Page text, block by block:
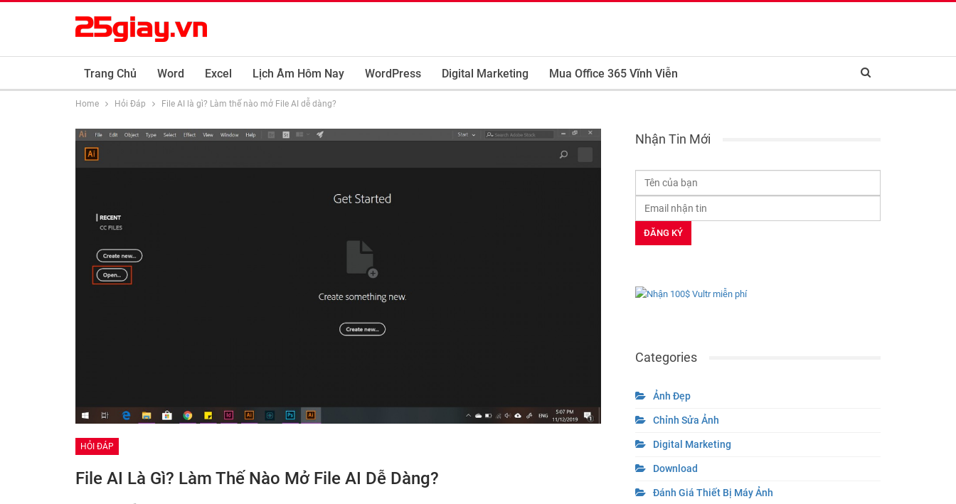
Trang Chủ Word Excel Lịch Âm Hôm Nay WordPress Digital Marketing Mua Office 365 Vĩnh Viễn
Home Hỏi Đáp File AI là gì? Làm thế nào mở File AI dễ dàng?
HỎI ĐÁP
File AI Là Gì? Làm Thế Nào Mở File AI Dễ Dàng?
Nhận Tin Mới
Categories
Ảnh Đẹp
Chỉnh Sửa Ảnh
Digital Marketing
Download
Đánh Giá Thiết Bị Máy Ảnh